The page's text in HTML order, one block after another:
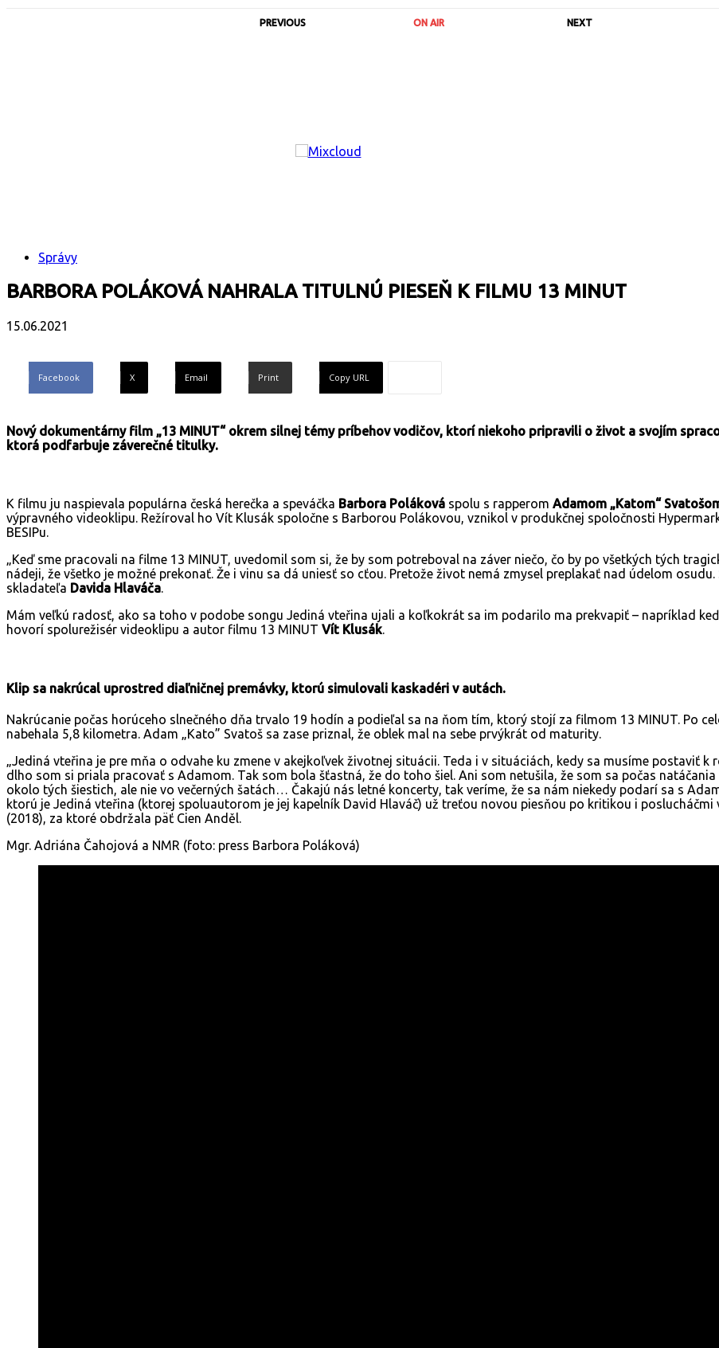
PREVIOUS ON AIR NEXT
Správy
BARBORA POLÁKOVÁ NAHRALA TITULNÚ PIESEŇ K FILMU 13 MINUT
15.06.2021
Facebook X Email Print Copy URL
Nový dokumentárny film „13 MINUT“ okrem silnej témy príbehov vodičov, ktorí niekoho pripravili o život a svojím
ktorá podfarbuje záverečné titulky.
K filmu ju naspievala populárna česká herečka a speváčka Barbora Poláková spolu s rapperom Adamom „Katom“
výpravného videoklipu. Režíroval ho Vít Klusák spoločne s Barborou Polákovou, vznikol v produkčnej spoločnosti
BESIPu.
„Keď sme pracovali na filme 13 MINUT, uvedomil som si, že by som potreboval na záver niečo, čo by po všetkých tých
nádeji, že všetko je možné prekonať. Že i vinu sa dá uniesť so cťou. Pretože život nemá zmysel preplakať nad údelom
skladateľa Davida Hlaváča.
Mám veľkú radosť, ako sa toho v podobe songu Jediná vteřina ujali a koľkokrát sa im podarilo ma prekvapiť – napríklad
hovorí spolurežisér videoklipu a autor filmu 13 MINUT Vít Klusák.
Klip sa nakrúcal uprostred diaľničnej premávky, ktorú simulovali kaskadéri v autách.
Nakrúcanie počas horúceho slnečného dňa trvalo 19 hodín a podieľal sa na ňom tím, ktorý stojí za filmom 13 MINUT. Po
nabehala 5,8 kilometra. Adam „Kato” Svatoš sa zase priznal, že oblek mal na sebe prvýkrát od maturity.
„Jediná vteřina je pre mňa o odvahe ku zmene v akejkoľvek životnej situácii. Teda i v situáciách, kedy sa musíme postaviť
dlho som si priala pracovať s Adamom. Tak som bola šťastná, že do toho šiel. Ani som netušila, že som sa počas
okolo tých šiestich, ale nie vo večerných šatách… Čakajú nás letné koncerty, tak veríme, že sa nám niekedy podarí sa s
ktorú je Jediná vteřina (ktorej spoluautorom je jej kapelník David Hlaváč) už treťou novou piesňou po kritikou i
(2018), za ktoré obdržala päť Cien Anděl.
Mgr. Adriána Čahojová a NMR (foto: press Barbora Poláková)